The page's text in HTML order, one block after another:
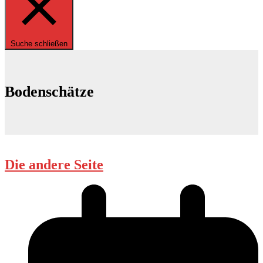
Suche schließen
Bodenschätze
Die andere Seite